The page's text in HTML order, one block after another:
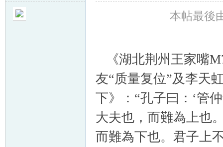
本帖最後
《湖北荆州王家嘴
友“质量复位”及李天
下》：“孔子曰：‘管
大夫也，而難為上也
而難為下也。君子上